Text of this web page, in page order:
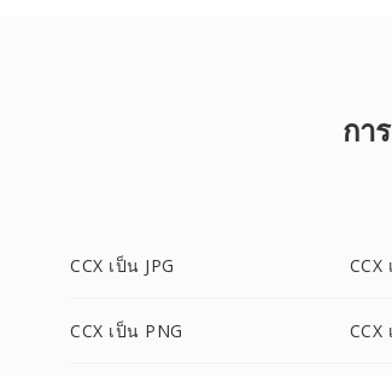
กา
CCX เป็น JPG CCX
CCX เป็น PNG CCX